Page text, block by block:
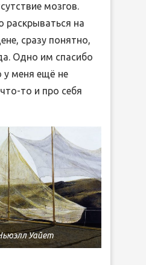
мозгов.
раскрываться на
сразу понятно,
Одно им спасибо
меня ещё не
то и про себя
Уайет